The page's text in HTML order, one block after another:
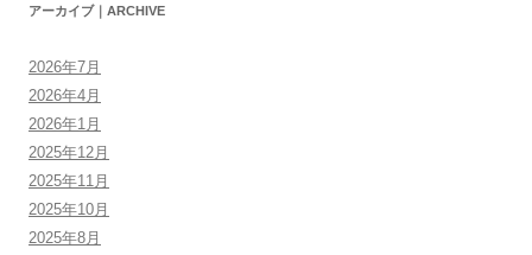
アーカイブ｜ARCHIVE
2026年7月
2026年4月
2026年1月
2025年12月
2025年11月
2025年10月
2025年8月